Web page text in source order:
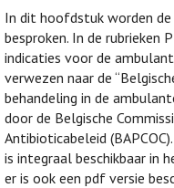
In dit hoofdstuk worden
besproken. In de rubrieken
indicaties voor de
verwezen naar de
behandeling in de
door de Belgische
Antibioticabeleid
is integraal beschikbaar in
er is ook een pdf versie